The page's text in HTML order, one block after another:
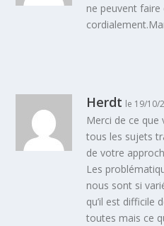
ne peuvent faire
Herdt le 19/10/
Merci de ce que
tous les sujets
de votre
Les
nous sont si
qu’il est difficile
toutes mais ce